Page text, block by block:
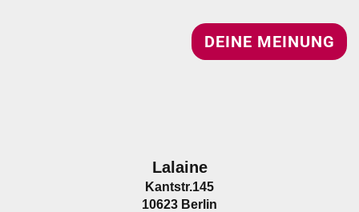
DEINE MEINUNG
Lalaine
Kantstr.145
10623 Berlin